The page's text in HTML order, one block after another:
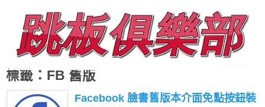
標籤：FB 舊版
Facebook 臉書舊版本介面免點按鈕裝